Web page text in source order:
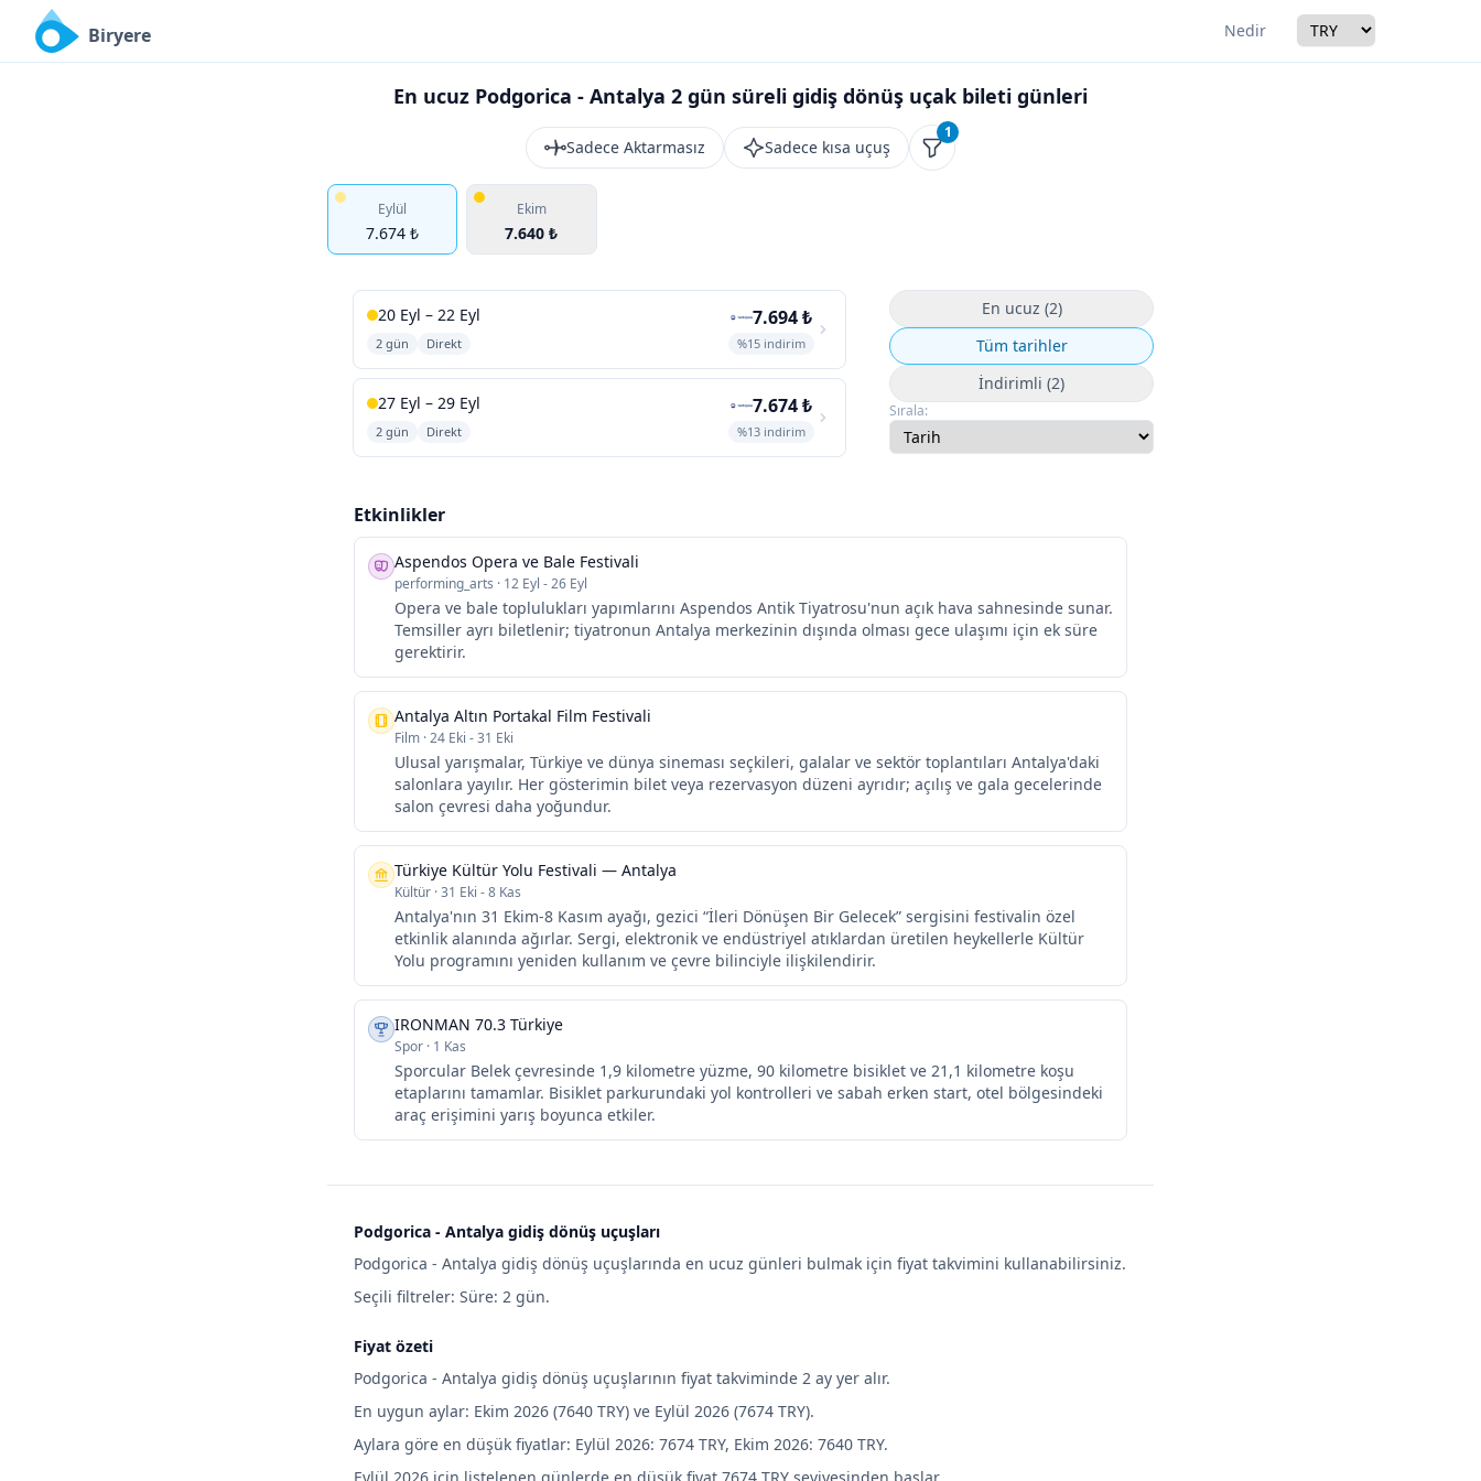
Biryere Nedir Currency
En ucuz Podgorica - Antalya 2 gün süreli gidiş dönüş uçak bileti günleri
Sadece Aktarmasız Sadece kısa uçuş Filtreler
1
Eylül
7.674 ₺
Ekim
7.640 ₺
En ucuz (2)
Tüm tarihler
İndirimli (2)
Sırala:
20 Eyl – 22 Eyl
2 gün Direkt
7.694 ₺
%15 indirim
27 Eyl – 29 Eyl
2 gün Direkt
7.674 ₺
%13 indirim
Etkinlikler
Aspendos Opera ve Bale Festivali
performing_arts · 12 Eyl - 26 Eyl
Opera ve bale toplulukları yapımlarını Aspendos Antik Tiyatrosu'nun açık hava sahnesinde sunar.
Temsiller ayrı biletlenir; tiyatronun Antalya merkezinin dışında olması gece ulaşımı için ek süre
gerektirir.
Antalya Altın Portakal Film Festivali
Film ·24 Eki - 31 Eki
Ulusal yarışmalar, Türkiye ve dünya sineması seçkileri, galalar ve sektör toplantıları Antalya'daki
salonlara yayılır. Her gösterimin bilet veya rezervasyon düzeni ayrıdır; açılış ve gala gecelerinde
salon çevresi daha yoğundur.
Türkiye Kültür Yolu Festivali — Antalya
Kültür ·31 Eki - 8 Kas
Antalya'nın 31 Ekim-8 Kasım ayağı, gezici “İleri Dönüşen Bir Gelecek” sergisini festivalin özel
etkinlik alanında ağırlar. Sergi, elektronik ve endüstriyel atıklardan üretilen heykellerle Kültür
Yolu programını yeniden kullanım ve çevre bilinciyle ilişkilendirir.
IRONMAN 70.3 Türkiye
Spor · 1 Kas
Sporcular Belek çevresinde 1,9 kilometre yüzme, 90 kilometre bisiklet ve 21,1 kilometre koşu
etaplarını tamamlar. Bisiklet parkurundaki yol kontrolleri ve sabah erken start, otel bölgesindeki
araç erişimini yarış boyunca etkiler.
Podgorica - Antalya gidiş dönüş uçuşları
Podgorica - Antalya gidiş dönüş uçuşlarında en ucuz günleri bulmak için fiyat takvimini kullanabilirsiniz.
Seçili filtreler: Süre: 2 gün.
Fiyat özeti
Podgorica - Antalya gidiş dönüş uçuşlarının fiyat takviminde 2 ay yer alır.
En uygun aylar: Ekim 2026 (7640 TRY) ve Eylül 2026 (7674 TRY).
Aylara göre en düşük fiyatlar: Eylül 2026: 7674 TRY, Ekim 2026: 7640 TRY.